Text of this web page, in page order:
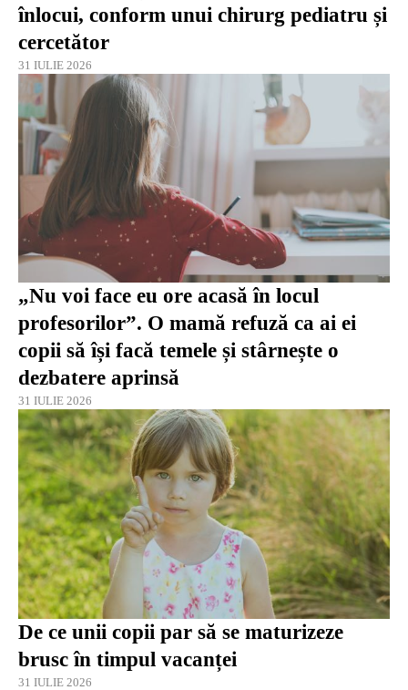
înlocui, conform unui chirurg pediatru și
cercetător
31 IULIE 2026
„Nu voi face eu ore acasă în locul
profesorilor”. O mamă refuză ca ai ei
copii să își facă temele și stârnește o
dezbatere aprinsă
31 IULIE 2026
De ce unii copii par să se maturizeze
brusc în timpul vacanței
31 IULIE 2026